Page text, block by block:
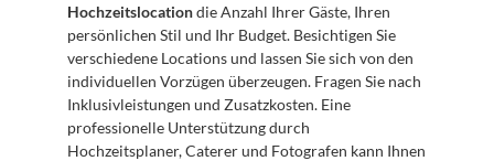
Hochzeitslocation die Anzahl Ihrer Gäste, Ihren
persönlichen Stil und Ihr Budget. Besichtigen Sie
verschiedene Locations und lassen Sie sich von den
individuellen Vorzügen überzeugen. Fragen Sie nach
Inklusivleistungen und Zusatzkosten. Eine
professionelle Unterstützung durch
Hochzeitsplaner, Caterer und Fotografen kann Ihnen